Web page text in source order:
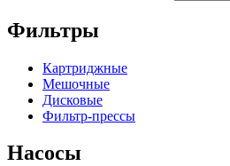
Фильтры
Картриджные
Мешочные
Дисковые
Фильтр-прессы
Насосы